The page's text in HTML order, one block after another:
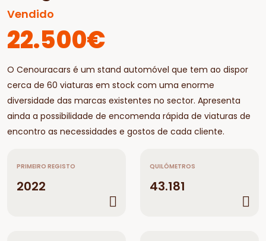
Vendido
22.500€
O Cenouracars é um stand automóvel que tem ao dispor
cerca de 60 viaturas em stock com uma enorme
diversidade das marcas existentes no sector. Apresenta
ainda a possibilidade de encomenda rápida de viaturas de
encontro as necessidades e gostos de cada cliente.
PRIMEIRO REGISTO
2022
QUILÓMETROS
43.181